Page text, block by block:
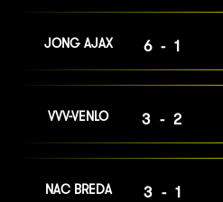
JONG AJAX 6-1
VVV-VENLO 3-2
NAC BREDA 3-1